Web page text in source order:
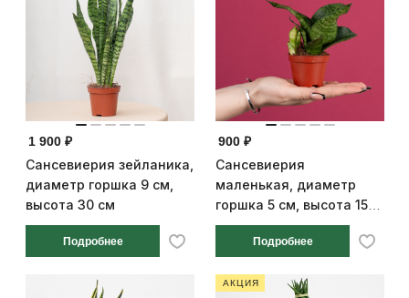
1 900 ₽
Сансевиерия зейланика,
диаметр горшка 9 см,
высота 30 см
Подробнее
900 ₽
Сансевиерия
маленькая, диаметр
горшка 5 см, высота 15
см
Подробнее
АКЦИЯ